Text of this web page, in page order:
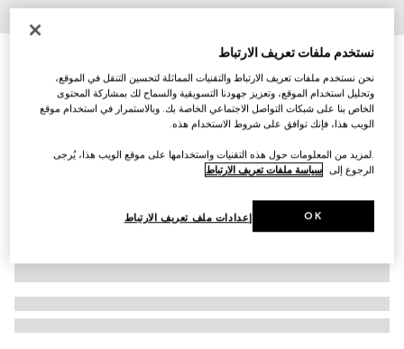
قميص بولو من القطن بنقش GG للأطفال
AED 1,650
تنويعاتزهري فاتح
نستخدم ملفات تعريف الارتباط
نحن نستخدم ملفات تعريف الارتباط والتقنيات المماثلة لتحسين التنقل في الموقع،
وتحليل استخدام الموقع، وتعزيز جهودنا التسويقية والسماح لك بمشاركة المحتوى
الخاص بنا على شبكات التواصل الاجتماعي الخاصة بك. وبالاستمرار في استخدام موقع
الويب هذا، فإنك توافق على شروط الاستخدام هذه.
.لمزيد من المعلومات حول هذه التقنيات واستخدامها على موقع الويب هذا، يُرجى
الرجوع إلى سياسة ملفات تعريف الارتباط
إعدادات ملف تعريف الارتباط OK